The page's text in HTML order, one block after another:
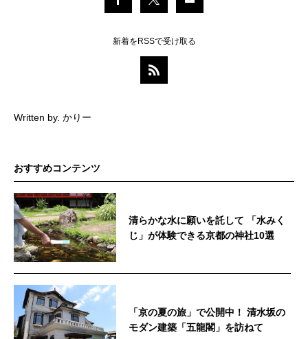
新着をRSSで受け取る
Written by. かりー
おすすめコンテンツ
清らかな水に願いを託して 「水みく
じ」が体験できる京都の神社10選
「京の夏の旅」で公開中！ 清水坂の
モダン建築「五龍閣」を訪ねて